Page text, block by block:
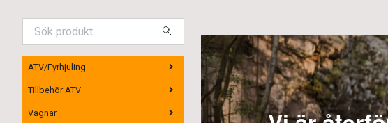
ATV/Fyrhjuling
Tillbehör ATV
Vagnar